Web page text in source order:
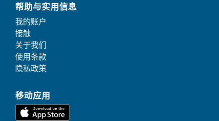
帮助与实用信息
我的账户
接触
关于我们
使用条款
隐私政策
移动应用